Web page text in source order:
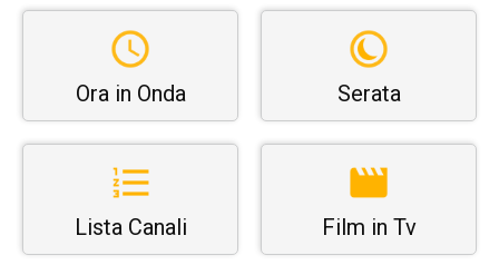
Ora in Onda Serata
Lista Canali Film in Tv